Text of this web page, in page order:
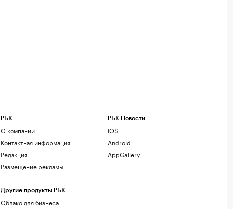
РБК
О компании
Контактная информация
Редакция
Размещение рекламы
Другие продукты РБК
Облако для бизнеса
РБК Новости
iOS
Android
AppGallery